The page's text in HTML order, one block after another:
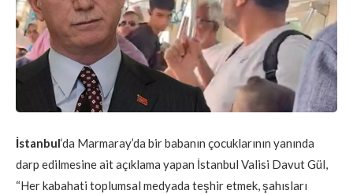
İstanbul‘da Marmaray’da bir babanın çocuklarının yanında
darp edilmesine ait açıklama yapan İstanbul Valisi Davut Gül,
“Her kabahati toplumsal medyada teşhir etmek, şahısları